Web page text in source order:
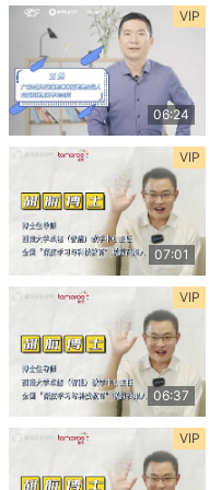
VIP
06:24
VIP
07:01
VIP
06:37
VIP